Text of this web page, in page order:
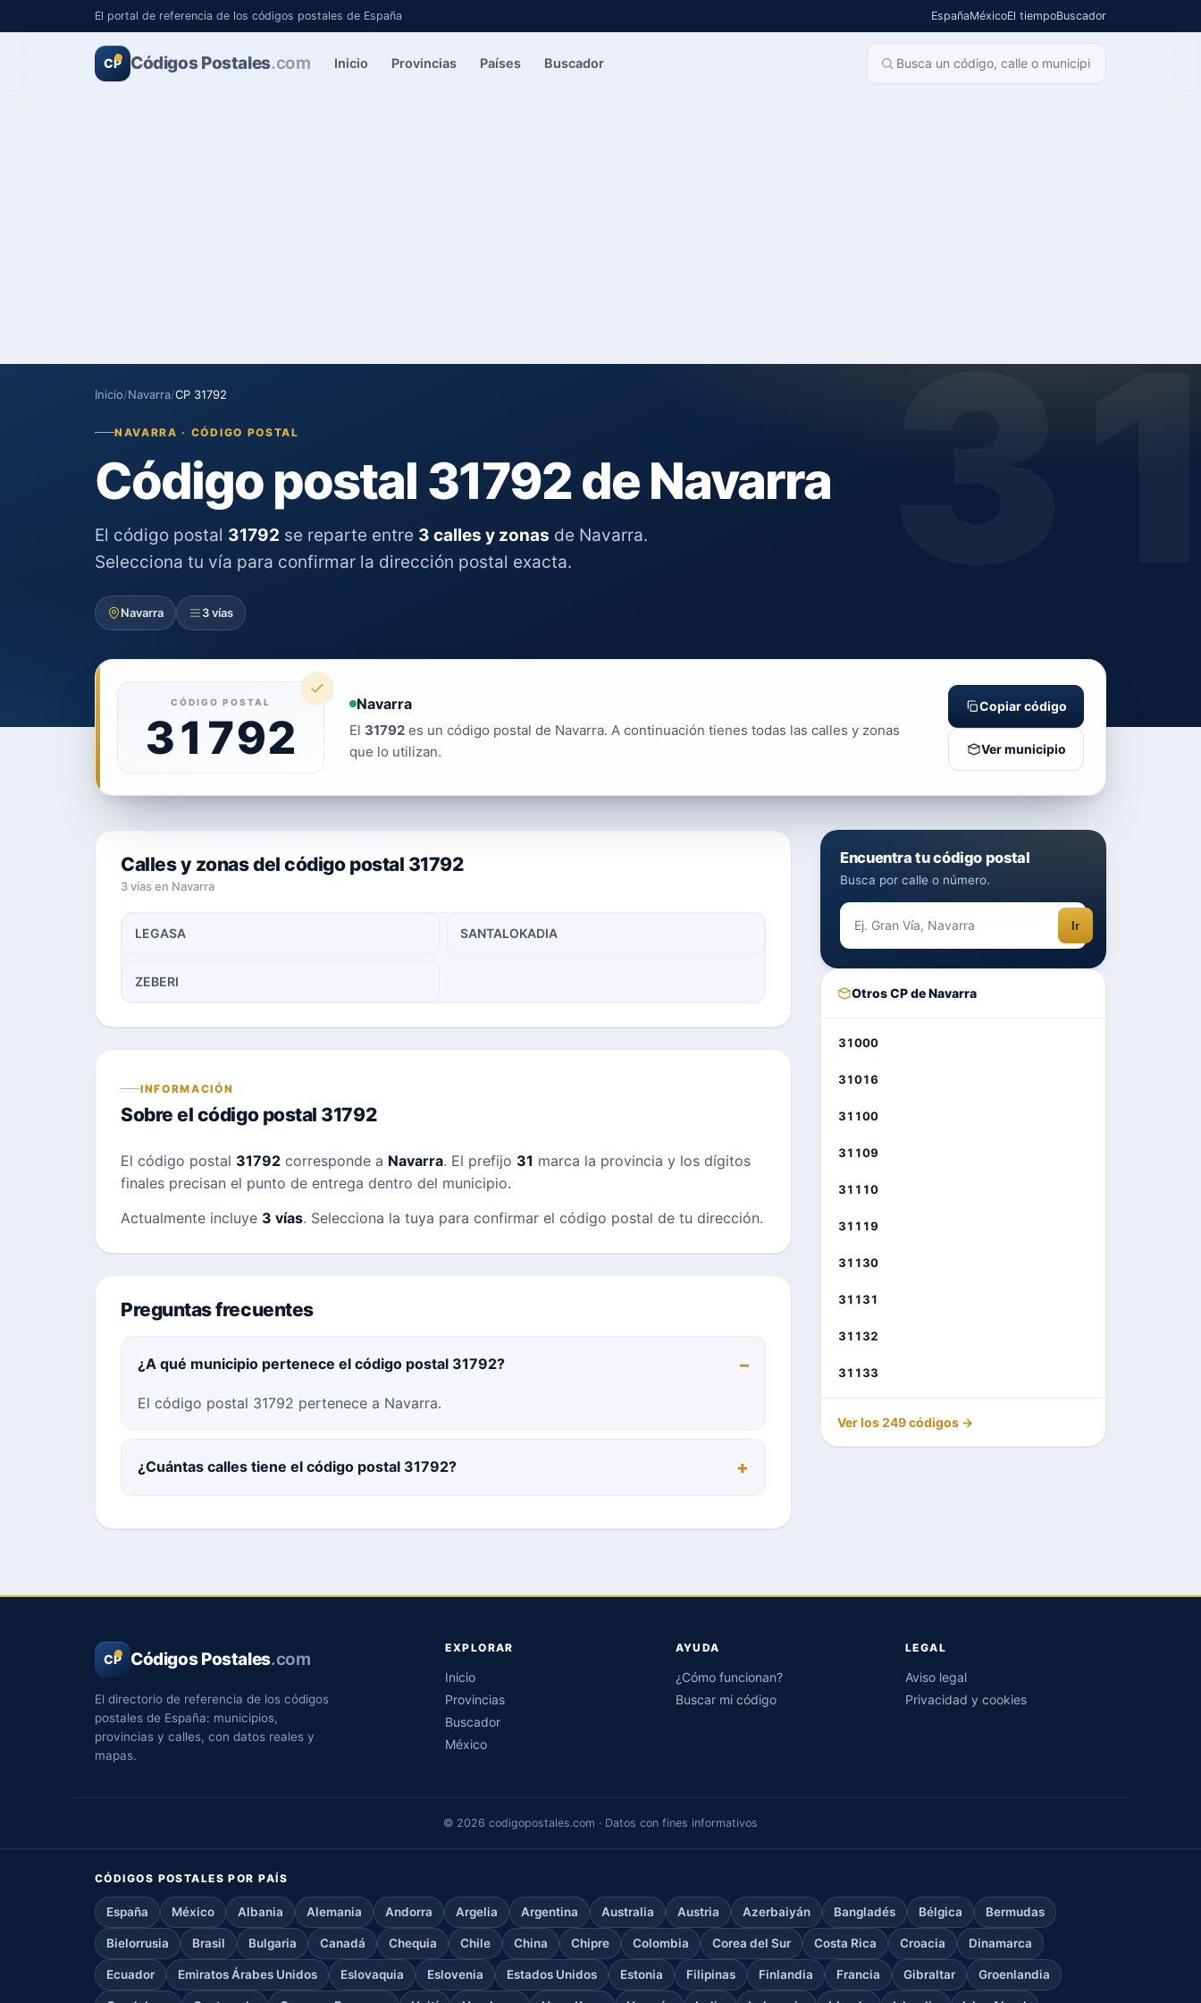
El portal de referencia de los códigos postales de España EspañaMéxicoEl tiempoBuscador
CP Códigos Postales.com Inicio Provincias Países Buscador
Inicio/Navarra/CP 31792
NAVARRA · CÓDIGO POSTAL
Código postal 31792 de Navarra
El código postal 31792 se reparte entre 3 calles y zonas de Navarra.
Selecciona tu vía para confirmar la dirección postal exacta.
Navarra 3 vías
CÓDIGO POSTAL
31792
Navarra
El 31792 es un código postal de Navarra. A continuación tienes todas las calles y zonas
que lo utilizan.
Copiar código
Ver municipio
Calles y zonas del código postal 31792
3 vías en Navarra
LEGASA SANTALOKADIA
ZEBERI
INFORMACIÓN
Sobre el código postal 31792
El código postal 31792 corresponde a Navarra. El prefijo 31 marca la provincia y los dígitos
finales precisan el punto de entrega dentro del municipio.
Actualmente incluye 3 vías. Selecciona la tuya para confirmar el código postal de tu dirección.
Preguntas frecuentes
¿A qué municipio pertenece el código postal 31792?
El código postal 31792 pertenece a Navarra.
¿Cuántas calles tiene el código postal 31792?
Encuentra tu código postal
Busca por calle o número.
Ir
Otros CP de Navarra
31000
31016
31100
31109
31110
31119
31130
31131
31132
31133
Ver los 249 códigos →
CP Códigos Postales.com
El directorio de referencia de los códigos
postales de España: municipios,
provincias y calles, con datos reales y
mapas.
EXPLORAR
Inicio
Provincias
Buscador
México
AYUDA
¿Cómo funcionan?
Buscar mi código
LEGAL
Aviso legal
Privacidad y cookies
© 2026 codigopostales.com · Datos con fines informativos
CÓDIGOS POSTALES POR PAÍS
España México Albania Alemania Andorra Argelia Argentina Australia Austria Azerbaiyán Bangladés Bélgica Bermudas
Bielorrusia Brasil Bulgaria Canadá Chequia Chile China Chipre Colombia Corea del Sur Costa Rica Croacia Dinamarca
Ecuador Emiratos Árabes Unidos Eslovaquia Eslovenia Estados Unidos Estonia Filipinas Finlandia Francia Gibraltar Groenlandia